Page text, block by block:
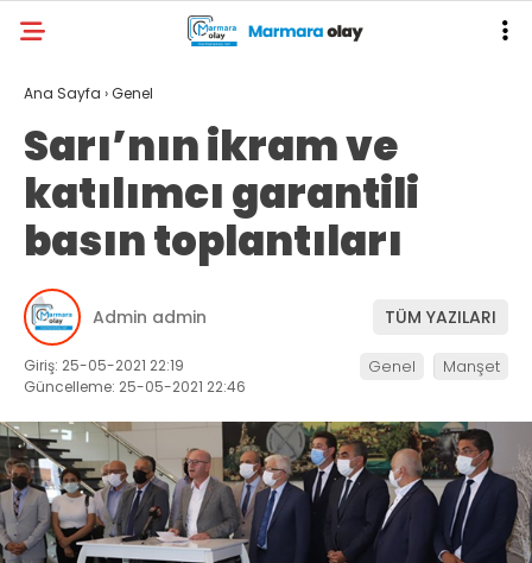
Ana Sayfa ›Genel
Sarı’nın ikram ve
katılımcı garantili
basın toplantıları
Admin admin TÜM YAZILARI
Giriş: 25-05-2021 22:19
Güncelleme: 25-05-2021 22:46
Genel Manşet